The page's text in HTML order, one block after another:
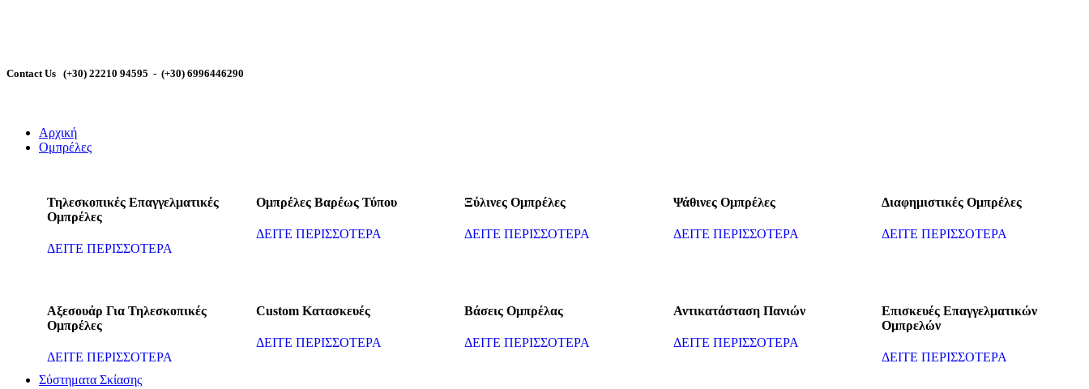
Contact Us (+30) 22210 94595 - (+30) 6996446290
Αρχική
Ομπρέλες
Τηλεσκοπικές Επαγγελματικές
Ομπρέλες
ΔΕΙΤΕ ΠΕΡΙΣΣΟΤΕΡΑ
Ομπρέλες Βαρέως Τύπου
ΔΕΙΤΕ ΠΕΡΙΣΣΟΤΕΡΑ
Ξύλινες Ομπρέλες
ΔΕΙΤΕ ΠΕΡΙΣΣΟΤΕΡΑ
Ψάθινες Ομπρέλες
ΔΕΙΤΕ ΠΕΡΙΣΣΟΤΕΡΑ
Διαφημιστικές Ομπρέλες
ΔΕΙΤΕ ΠΕΡΙΣΣΟΤΕΡΑ
Αξεσουάρ Για Τηλεσκοπικές
Ομπρέλες
ΔΕΙΤΕ ΠΕΡΙΣΣΟΤΕΡΑ
Custom Κατασκευές
ΔΕΙΤΕ ΠΕΡΙΣΣΟΤΕΡΑ
Βάσεις Ομπρέλας
ΔΕΙΤΕ ΠΕΡΙΣΣΟΤΕΡΑ
Αντικατάσταση Πανιών
ΔΕΙΤΕ ΠΕΡΙΣΣΟΤΕΡΑ
Επισκευές Επαγγελματικών
Ομπρελών
ΔΕΙΤΕ ΠΕΡΙΣΣΟΤΕΡΑ
Σύστηματα Σκίασης